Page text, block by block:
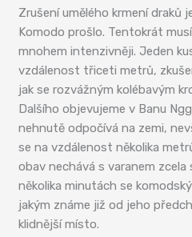
Zrušení umělého krmení draků
Komodo prošlo. Tentokrát
mnohem intenzivněji. Jeden
vzdálenost třiceti metrů,
jak se rozvážným kolébavým
Dalšího objevujeme v Banu
nehnutě odpočívá na zemi,
se na vzdálenost několika
obav nechává s varanem
několika minutách se
jakým známe již od jeho
klidnější místo.